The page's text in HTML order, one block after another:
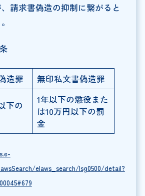
請求書偽造の抑制に繋がると
造罪 無印私文書偽造罪
下の
1年以下の懲役また
は10万円以下の罰
金
elaws_search/lsg0500/detail?